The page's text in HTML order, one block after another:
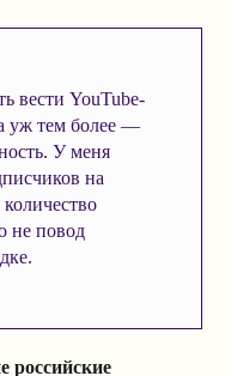
вести YouTube-
уж тем более —
У меня
на
не повод
российские